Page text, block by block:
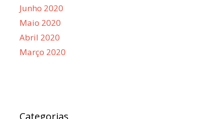
Junho 2020
Maio 2020
Abril 2020
Março 2020